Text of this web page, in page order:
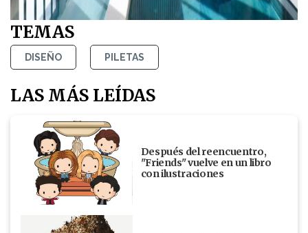
TEMAS
DISEÑO PILETAS
LAS MÁS LEÍDAS
Después del reencuentro,
"Friends" vuelve en un libro
con ilustraciones